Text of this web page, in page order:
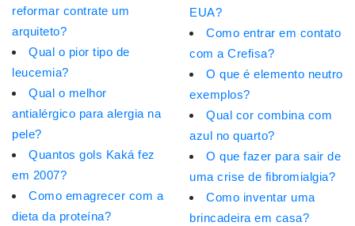
reformar contrate um
arquiteto?
Qual o pior tipo de
leucemia?
Qual o melhor
antialérgico para alergia na
pele?
Quantos gols Kaká fez
em 2007?
Como emagrecer com a
dieta da proteína?
EUA?
Como entrar em contato
com a Crefisa?
O que é elemento neutro
exemplos?
Qual cor combina com
azul no quarto?
O que fazer para sair de
uma crise de fibromialgia?
Como inventar uma
brincadeira em casa?